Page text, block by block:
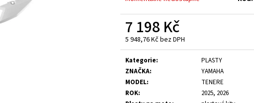
7 198 Kč
5 948,76 Kč bez DPH
Měrná
cena:
Kategorie:
PLASTY
ZNAČKA:
YAMAHA
MODEL:
TENERE
ROK:
2025, 2026